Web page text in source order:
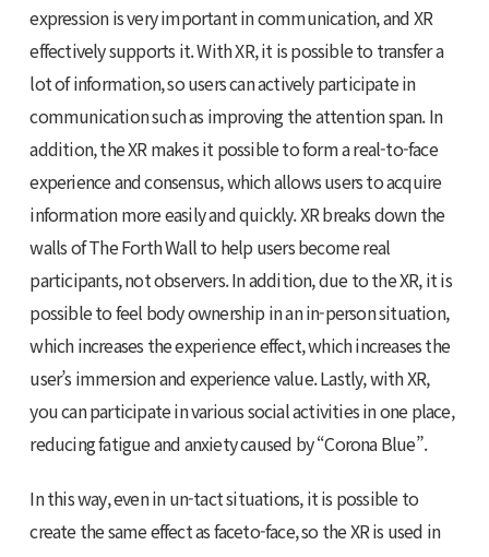
expression is very important in communication, and XR
effectively supports it. With XR, it is possible to transfer a
lot of information, so users can actively participate in
communication such as improving the attention span. In
addition, the XR makes it possible to form a real-to-face
experience and consensus, which allows users to acquire
information more easily and quickly. XR breaks down the
walls of The Forth Wall to help users become real
participants, not observers. In addition, due to the XR, it is
possible to feel body ownership in an in-person situation,
which increases the experience effect, which increases the
user’s immersion and experience value. Lastly, with XR,
you can participate in various social activities in one place,
reducing fatigue and anxiety caused by “Corona Blue”.
In this way, even in un-tact situations, it is possible to
create the same effect as faceto-face, so the XR is used in